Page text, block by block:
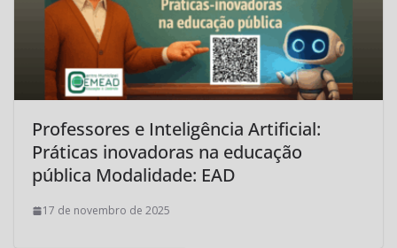
Professores e Inteligência Artificial:
Práticas inovadoras na educação
pública Modalidade: EAD
17 de novembro de 2025